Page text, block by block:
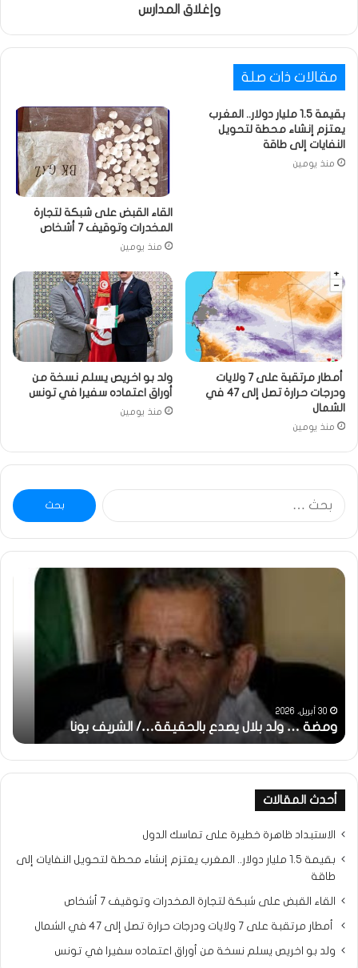
وإغلاق المدارس
مقالات ذات صلة
بقيمة 1.5 مليار دولار.. المغرب
يعتزم إنشاء محطة لتحويل
النفايات إلى طاقة
منذ يومين
القاء القبض على شبكة لتجارة
المخدرات وتوقيف 7 أشخاص
منذ يومين
أمطار مرتقبة على 7 ولايات
ودرجات حرارة تصل إلى 47 في
الشمال
منذ يومين
ولد بو اخريص يسلم نسخة من
أوراق اعتماده سفيرا في تونس
منذ يومين
البحث
عن:
ومضة
بالحقيقة…/
الشريف
30 أبريل، 2026
ومضة … ولد بلال يصدع بالحقيقة…/ الشريف بونا
أحدث المقالات
الاستبداد ظاهرة خطيرة على تماسك الدول
بقيمة 1.5 مليار دولار.. المغرب يعتزم إنشاء محطة لتحويل النفايات إلى
طاقة
القاء القبض على شبكة لتجارة المخدرات وتوقيف 7 أشخاص
أمطار مرتقبة على 7 ولايات ودرجات حرارة تصل إلى 47 في الشمال
ولد بو اخريص يسلم نسخة من أوراق اعتماده سفيرا في تونس